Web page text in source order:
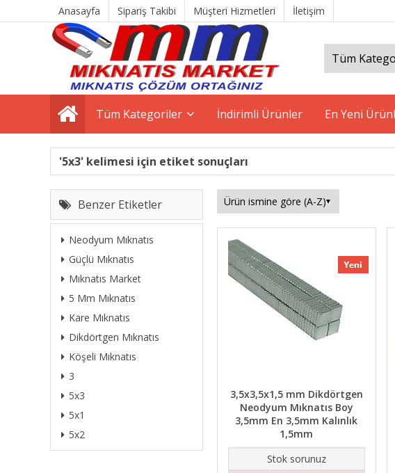
Anasayfa Sipariş Takibi Müşteri Hizmetleri İletişim
Tüm Kategoriler İndirimli Ürünler En Yeni
'5x3' kelimesi için etiket sonuçları
Benzer Etiketler
Neodyum Mıknatıs
Güçlü Mıknatıs
Mıknatıs Market
5 Mm Mıknatıs
Kare Mıknatıs
Dikdörtgen Mıknatıs
Köşeli Mıknatıs
3
5x3
5x1
5x2
3,5x3,5x1,5 mm Dikdörtgen
Neodyum Mıknatıs Boy
3,5mm En 3,5mm Kalınlık
1,5mm
Stok sorunuz